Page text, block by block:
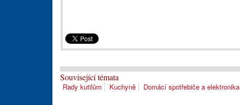
Související témata
Rady kutilům Kuchyně Domácí spotřebiče a elektronika